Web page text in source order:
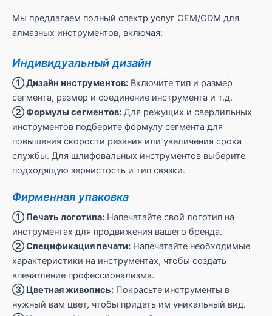
Мы предлагаем полный спектр услуг OEM/ODM для
алмазных инструментов, включая:
Индивидуальный дизайн
① Дизайн инструментов: Включите тип и размер
сегмента, размер и соединение инструмента и т.д.
② Формулы сегментов: Для режущих и сверлильных
инструментов подберите формулу сегмента для
повышения скорости резания или увеличения срока
службы. Для шлифовальных инструментов выберите
подходящую зернистость и тип связки.
Фирменная упаковка
① Печать логотипа: Напечатайте свой логотип на
инструментах для продвижения вашего бренда.
② Спецификация печати: Напечатайте необходимые
характеристики на инструментах, чтобы создать
впечатление профессионализма.
③ Цветная живопись: Покрасьте инструменты в
нужный вам цвет, чтобы придать им уникальный вид.